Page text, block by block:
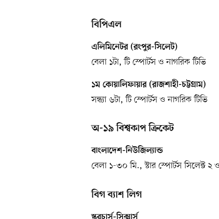
বিপিএল
এলিমিনেটর (রংপুর-সিলেট)
বেলা ১টা, টি স্পোর্টস ও নাগরিক টিভি
১ম কোয়ালিফায়ার (রাজশাহী-চট্টগ্রাম)
সন্ধ্যা ৬টা, টি স্পোর্টস ও নাগরিক টিভি
অ-১৯ বিশ্বকাপ ক্রিকেট
বাংলাদেশ-নিউজিল্যান্ড
বেলা ১-৩০ মি., স্টার স্পোর্টস সিলেক্ট ২
বিগ ব্যাশ লিগ